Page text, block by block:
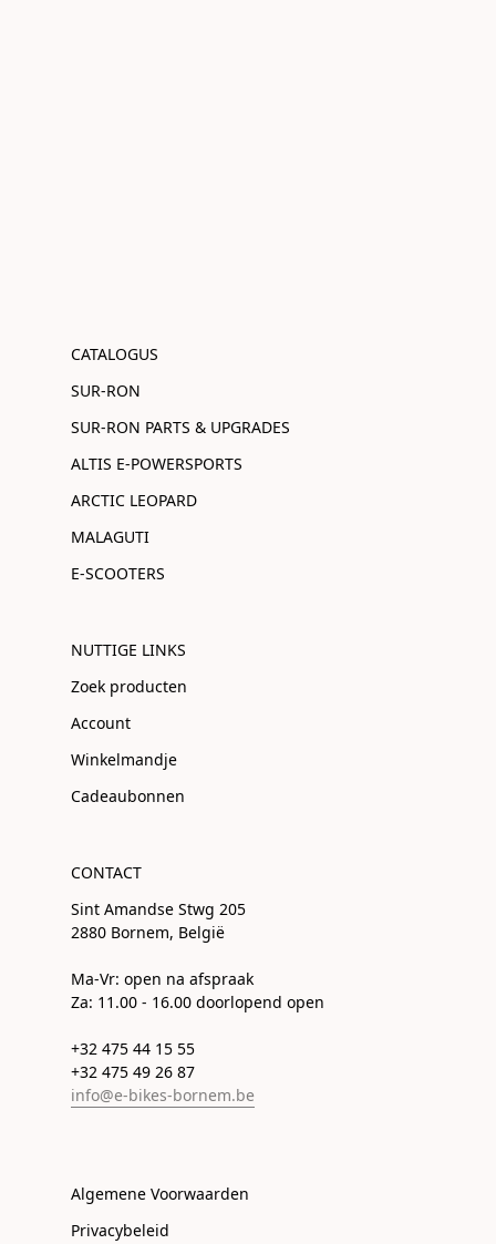
CATALOGUS
SUR-RON
SUR-RON PARTS & UPGRADES
ALTIS E-POWERSPORTS
ARCTIC LEOPARD
MALAGUTI
E-SCOOTERS
NUTTIGE LINKS
Zoek producten
Account
Winkelmandje
Cadeaubonnen
CONTACT
Sint Amandse Stwg 205
2880 Bornem, België
Ma-Vr: open na afspraak
Za: 11.00 - 16.00 doorlopend open
+32 475 44 15 55
+32 475 49 26 87
info@e-bikes-bornem.be
Algemene Voorwaarden
Privacybeleid